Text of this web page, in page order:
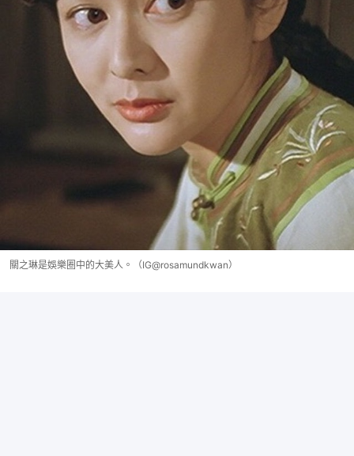
關之琳是娛樂圈中的大美人。（IG@rosamundkwan）